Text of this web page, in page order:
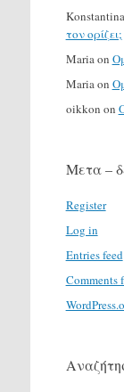
Konstantina
τον ορίζει;
Mariaon
Mariaon
oikkon on
Μετα –
Register
Log in
Entries feed
Comments